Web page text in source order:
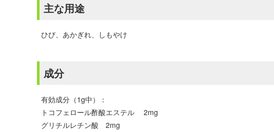
主な用途
ひび、あかぎれ、しもやけ
成分
有効成分（1g中）：
トコフェロール酢酸エステル 2mg
グリチルレチン酸 2mg